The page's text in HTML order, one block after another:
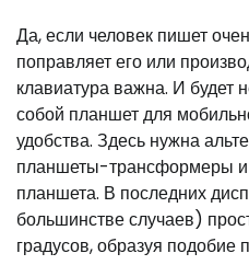
Да, если человек пишет
поправляет его или
клавиатура важна. И будет
собой планшет для
удобства. Здесь нужна
планшеты-трансформеры и
планшета. В последних
большинстве случаев)
градусов, образуя подобие